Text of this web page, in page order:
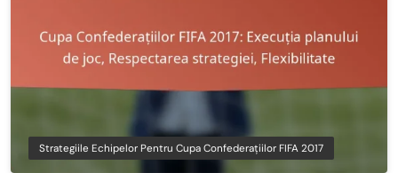
Strategiile Echipelor Pentru Cupa Confederațiilor FIFA 2017